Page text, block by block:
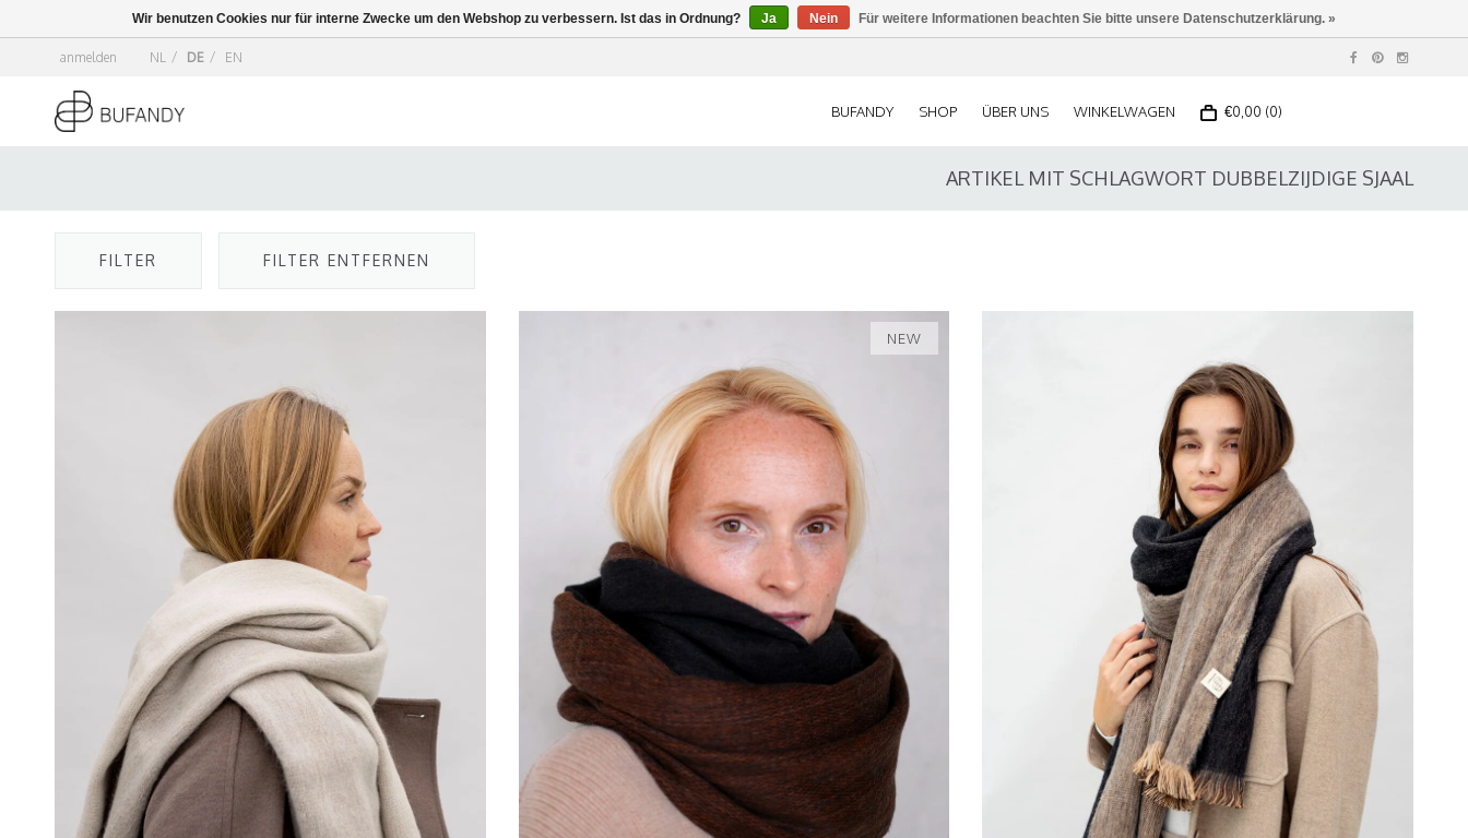
anmelden NL / DE / EN
BUFANDY SHOP ÜBER UNS WINKELWAGEN €0,00 (0)
ARTIKEL MIT SCHLAGWORT DUBBELZIJDIGE SJAAL
FILTER FILTER ENTFERNEN
NEW
Wir benutzen Cookies nur für interne Zwecke um den Webshop zu verbessern. Ist das in Ordnung? Ja Nein Für weitere Informationen beachten Sie bitte unsere Datenschutzerklärung. »